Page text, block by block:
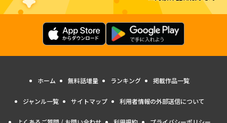
ホーム 無料話増量 ランキング 掲載作品一覧
ジャンル一覧 サイトマップ 利用者情報の外部送信について